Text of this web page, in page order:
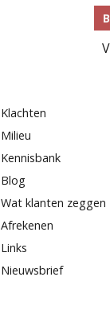
Klachten
Milieu
Kennisbank
Blog
Wat klanten zeggen
Afrekenen
Links
Nieuwsbrief